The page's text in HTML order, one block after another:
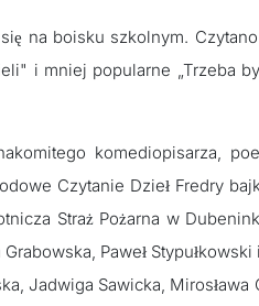
na boisku szkolnym.
i mniej popularne „Trzeba
komediopisarza,
Czytanie Dzieł Fredry
Straż Pożarna w
Paweł
Jadwiga Sawicka, Mirosława